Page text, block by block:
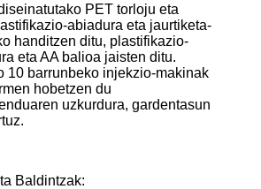
PET torloju eta
abiadura eta jaurtiketa-
handitzen ditu, plastifikazio-
eta AA balioa jaisten ditu.
10 barrunbeko injekzio-makinak
hobetzen du
uzkurdura, gardentasun
Baldintzak: